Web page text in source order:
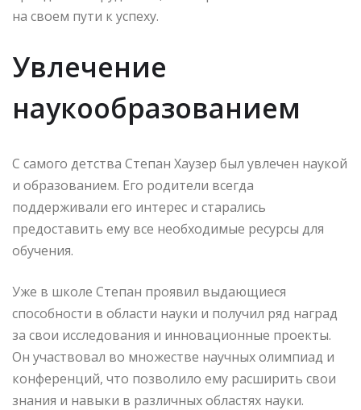
на своем пути к успеху.
Увлечение
наукообразованием
С самого детства Степан Хаузер был увлечен наукой
и образованием. Его родители всегда
поддерживали его интерес и старались
предоставить ему все необходимые ресурсы для
обучения.
Уже в школе Степан проявил выдающиеся
способности в области науки и получил ряд наград
за свои исследования и инновационные проекты.
Он участвовал во множестве научных олимпиад и
конференций, что позволило ему расширить свои
знания и навыки в различных областях науки.